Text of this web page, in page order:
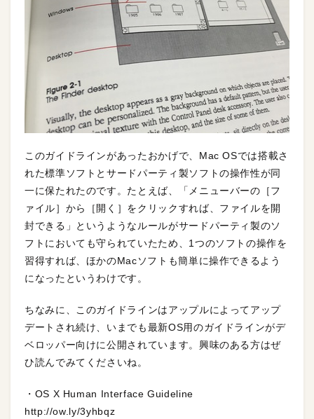
このガイドラインがあったおかげで、Mac OSでは搭載さ
れた標準ソフトとサードパーティ製ソフトの操作性が同
一に保たれたのです。たとえば、「メニューバーの［フ
ァイル］から［開く］をクリックすれば、ファイルを開
封できる」というようなルールがサードパーティ製のソ
フトにおいても守られていたため、1つのソフトの操作を
習得すれば、ほかのMacソフトも簡単に操作できるよう
になったというわけです。
ちなみに、このガイドラインはアップルによってアップ
デートされ続け、いまでも最新OS用のガイドラインがデ
ベロッパー向けに公開されています。興味のある方はぜ
ひ読んでみてくださいね。
・OS X Human Interface Guideline
http://ow.ly/3yhbqz